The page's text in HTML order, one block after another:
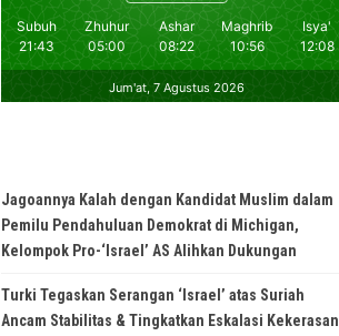
Jagoannya Kalah dengan Kandidat Muslim dalam
Pemilu Pendahuluan Demokrat di Michigan,
Kelompok Pro-‘Israel’ AS Alihkan Dukungan
Turki Tegaskan Serangan ‘Israel’ atas Suriah
Ancam Stabilitas & Tingkatkan Eskalasi Kekerasan